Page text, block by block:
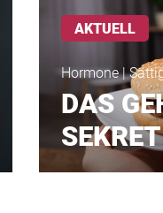
AKTUELL
Hormone |
DAS